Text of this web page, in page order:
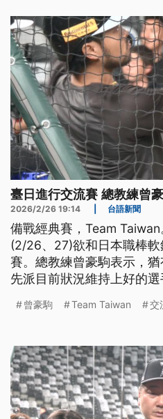
臺日進行交流賽 總教練曾
2026/2/26 19:14 台語新聞
備戰經典賽，Team
(2/26、27)欲和日本職棒
賽。總教練曾豪駒表示，
先派目前狀況維持上好的
位，曾豪駒表示，人選明
曾豪駒 Team Taiwan 交